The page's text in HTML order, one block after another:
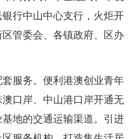
行中山中心支行，火炬开
管委会、各镇政府、区办
套服务。便利港澳创业青年
口岸、中山港口岸开通无
地的交通运输渠道。引进